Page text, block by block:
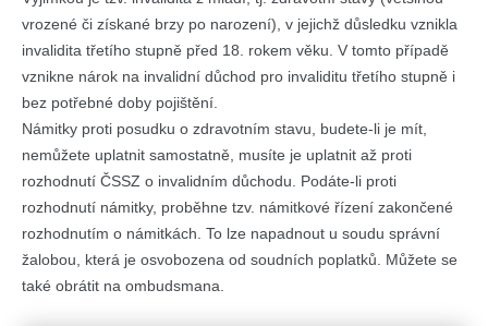
vrozené či získané brzy po narození), v jejichž důsledku vznikla
invalidita třetího stupně před 18. rokem věku. V tomto případě
vznikne nárok na invalidní důchod pro invaliditu třetího stupně i
bez potřebné doby pojištění.
Námitky proti posudku o zdravotním stavu, budete-li je mít,
nemůžete uplatnit samostatně, musíte je uplatnit až proti
rozhodnutí ČSSZ o invalidním důchodu. Podáte-li proti
rozhodnutí námitky, proběhne tzv. námitkové řízení zakončené
rozhodnutím o námitkách. To lze napadnout u soudu správní
žalobou, která je osvobozena od soudních poplatků. Můžete se
také obrátit na ombudsmana.